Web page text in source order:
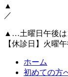
▲
／
▲…土曜日午後は
【休診日】火曜
ホーム
初めての方